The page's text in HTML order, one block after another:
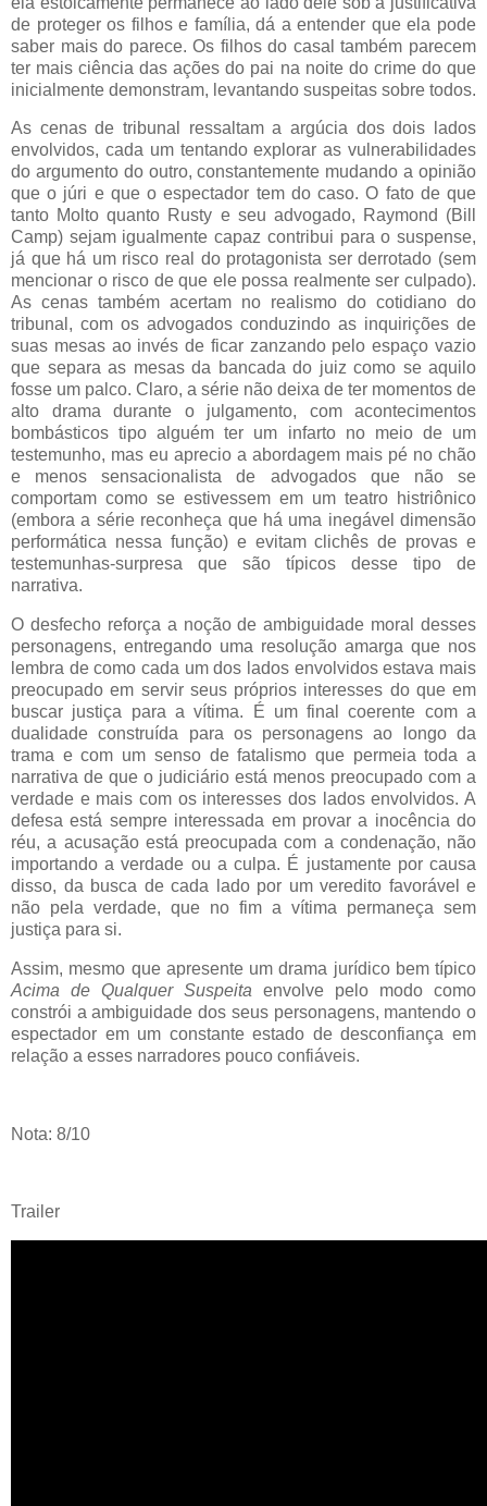
de proteger os filhos e família, dá a entender que ela pode
saber mais do parece. Os filhos do casal também parecem
ter mais ciência das ações do pai na noite do crime do que
inicialmente demonstram, levantando suspeitas sobre todos.
As cenas de tribunal ressaltam a argúcia dos dois lados
envolvidos, cada um tentando explorar as vulnerabilidades
do argumento do outro, constantemente mudando a opinião
que o júri e que o espectador tem do caso. O fato de que
tanto Molto quanto Rusty e seu advogado, Raymond (Bill
Camp) sejam igualmente capaz contribui para o suspense,
já que há um risco real do protagonista ser derrotado (sem
mencionar o risco de que ele possa realmente ser culpado).
As cenas também acertam no realismo do cotidiano do
tribunal, com os advogados conduzindo as inquirições de
suas mesas ao invés de ficar zanzando pelo espaço vazio
que separa as mesas da bancada do juiz como se aquilo
fosse um palco. Claro, a série não deixa de ter momentos de
alto drama durante o julgamento, com acontecimentos
bombásticos tipo alguém ter um infarto no meio de um
testemunho, mas eu aprecio a abordagem mais pé no chão
e menos sensacionalista de advogados que não se
comportam como se estivessem em um teatro histriônico
(embora a série reconheça que há uma inegável dimensão
performática nessa função) e evitam clichês de provas e
testemunhas-surpresa que são típicos desse tipo de
narrativa.
O desfecho reforça a noção de ambiguidade moral desses
personagens, entregando uma resolução amarga que nos
lembra de como cada um dos lados envolvidos estava mais
preocupado em servir seus próprios interesses do que em
buscar justiça para a vítima. É um final coerente com a
dualidade construída para os personagens ao longo da
trama e com um senso de fatalismo que permeia toda a
narrativa de que o judiciário está menos preocupado com a
verdade e mais com os interesses dos lados envolvidos. A
defesa está sempre interessada em provar a inocência do
réu, a acusação está preocupada com a condenação, não
importando a verdade ou a culpa. É justamente por causa
disso, da busca de cada lado por um veredito favorável e
não pela verdade, que no fim a vítima permaneça sem
justiça para si.
Assim, mesmo que apresente um drama jurídico bem típico
Acima de Qualquer Suspeita envolve pelo modo como
constrói a ambiguidade dos seus personagens, mantendo o
espectador em um constante estado de desconfiança em
relação a esses narradores pouco confiáveis.
Nota: 8/10
Trailer